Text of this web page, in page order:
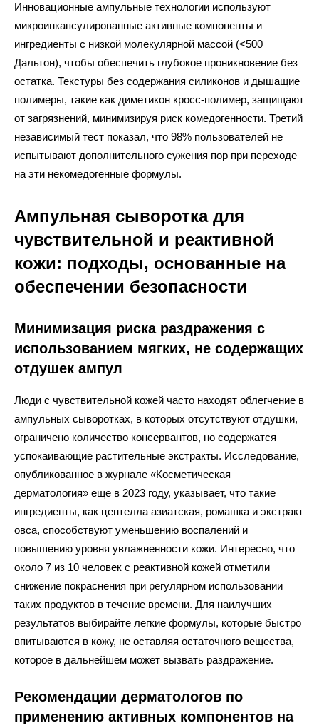
Инновационные ампульные технологии используют
микроинкапсулированные активные компоненты и
ингредиенты с низкой молекулярной массой (<500
Дальтон), чтобы обеспечить глубокое проникновение без
остатка. Текстуры без содержания силиконов и дышащие
полимеры, такие как диметикон кросс-полимер, защищают
от загрязнений, минимизируя риск комедогенности. Третий
независимый тест показал, что 98% пользователей не
испытывают дополнительного сужения пор при переходе
на эти некомедогенные формулы.
Ампульная сыворотка для
чувствительной и реактивной
кожи: подходы, основанные на
обеспечении безопасности
Минимизация риска раздражения с
использованием мягких, не содержащих
отдушек ампул
Люди с чувствительной кожей часто находят облегчение в
ампульных сыворотках, в которых отсутствуют отдушки,
ограничено количество консервантов, но содержатся
успокаивающие растительные экстракты. Исследование,
опубликованное в журнале «Косметическая
дерматология» еще в 2023 году, указывает, что такие
ингредиенты, как центелла азиатская, ромашка и экстракт
овса, способствуют уменьшению воспалений и
повышению уровня увлажненности кожи. Интересно, что
около 7 из 10 человек с реактивной кожей отметили
снижение покраснения при регулярном использовании
таких продуктов в течение времени. Для наилучших
результатов выбирайте легкие формулы, которые быстро
впитываются в кожу, не оставляя остаточного вещества,
которое в дальнейшем может вызвать раздражение.
Рекомендации дерматологов по
применению активных компонентов на